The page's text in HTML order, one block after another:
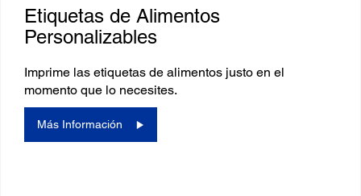
Etiquetas de Alimentos
Personalizables
Imprime las etiquetas de alimentos justo en el
momento que lo necesites.
Más Información